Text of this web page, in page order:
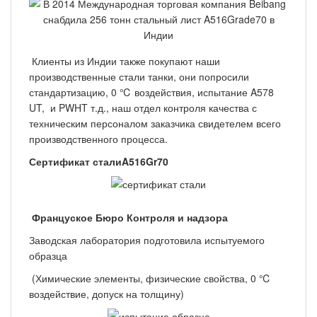
Клиенты из Индии также покупают наши
производственные стали танки, они попросили
стандартизацию, 0 ℃ воздействия, испытание A578
UT, и PWHT т.д., наш отдел контроля качества с
техническим персоналом заказчика свидетелем всего
производственного процесса.
Сертификат сталиA516Gr70
Француское Бюро Контроля и надзора
Заводская лаборатория подготовила испытуемого
образца
(Химические элементы, физические свойства, 0 ℃
воздействие, допуск на толщину)